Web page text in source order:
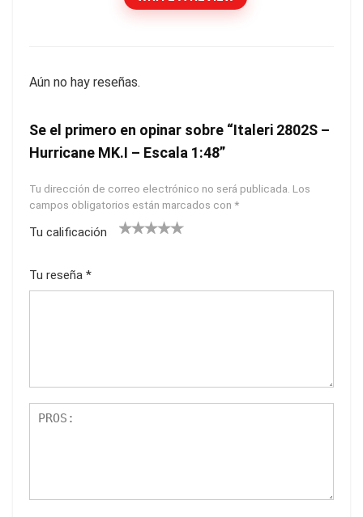
Aún no hay reseñas.
Se el primero en opinar sobre “Italeri 2802S –
Hurricane MK.I – Escala 1:48”
Tu dirección de correo electrónico no será publicada. Los
campos obligatorios están marcados con *
Tu calificación
Tu reseña *